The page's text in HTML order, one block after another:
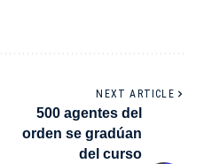
NEXT ARTICLE
500 agentes del
orden se gradúan
del curso